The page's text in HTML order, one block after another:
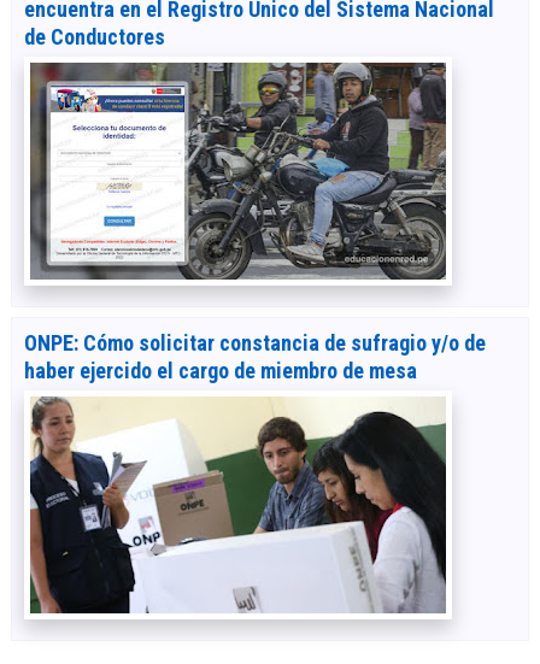
encuentra en el Registro Único del Sistema Nacional
de Conductores
ONPE: Cómo solicitar constancia de sufragio y/o de
haber ejercido el cargo de miembro de mesa